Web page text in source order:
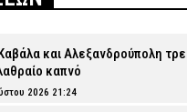
και Αλεξανδρούπολη
καπνό
2026 21:24